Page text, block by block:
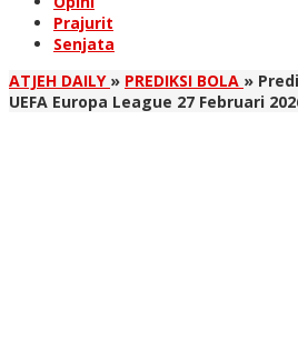
Prajurit
Senjata
ATJEH DAILY » PREDIKSI BOLA »
UEFA Europa League 27 Februari